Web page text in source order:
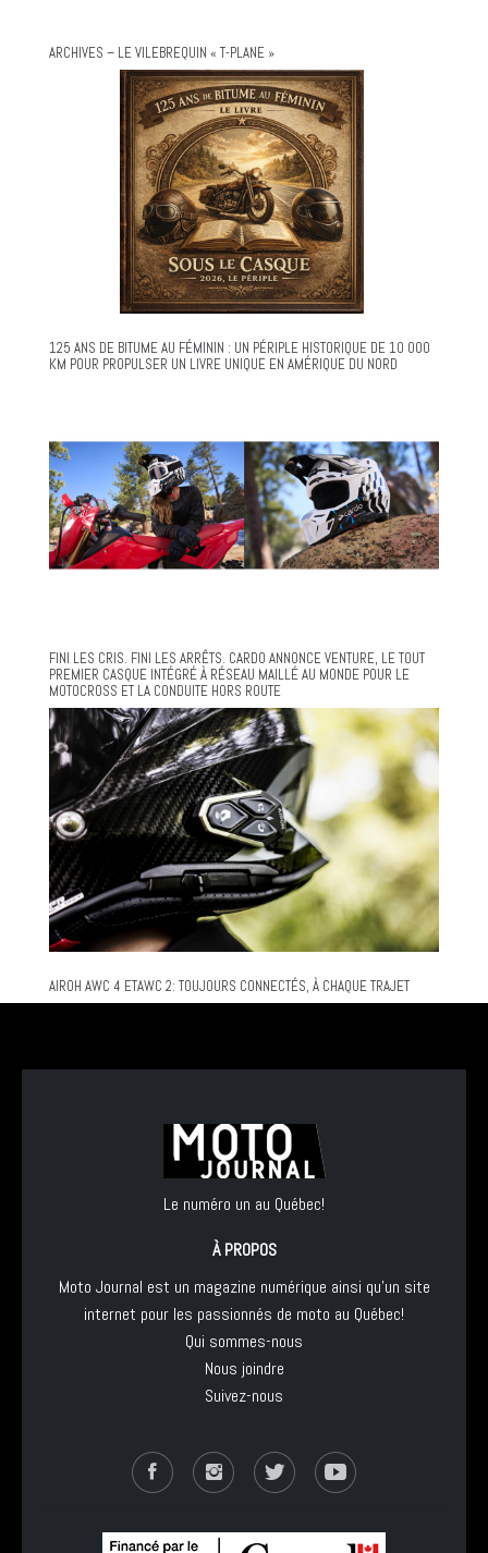
ARCHIVES – LE VILEBREQUIN « T-PLANE »
125 ANS DE BITUME AU FÉMININ : UN PÉRIPLE HISTORIQUE DE 10 000
KM POUR PROPULSER UN LIVRE UNIQUE EN AMÉRIQUE DU NORD
FINI LES CRIS. FINI LES ARRÊTS. CARDO ANNONCE VENTURE, LE TOUT
PREMIER CASQUE INTÉGRÉ À RÉSEAU MAILLÉ AU MONDE POUR LE
MOTOCROSS ET LA CONDUITE HORS ROUTE
AIROH AWC 4 ETAWC 2: TOUJOURS CONNECTÉS, À CHAQUE TRAJET
Le numéro un au Québec!
À PROPOS
Moto Journal est un magazine numérique ainsi qu'un site
internet pour les passionnés de moto au Québec!
Qui sommes-nous
Nous joindre
Suivez-nous